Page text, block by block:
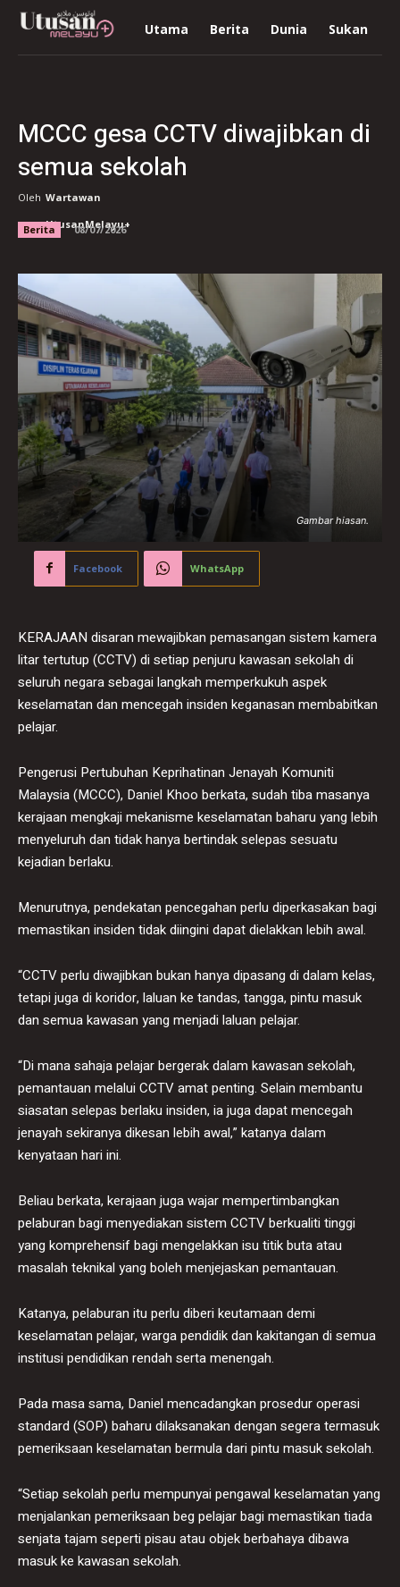
Utama Berita Dunia Sukan
MCCC gesa CCTV diwajibkan di
semua sekolah
Oleh Wartawan
UtusanMelayu+
Berita 08/07/2026
Gambar hiasan.
Facebook WhatsApp
KERAJAAN disaran mewajibkan pemasangan sistem kamera
litar tertutup (CCTV) di setiap penjuru kawasan sekolah di
seluruh negara sebagai langkah memperkukuh aspek
keselamatan dan mencegah insiden keganasan membabitkan
pelajar.
Pengerusi Pertubuhan Keprihatinan Jenayah Komuniti
Malaysia (MCCC), Daniel Khoo berkata, sudah tiba masanya
kerajaan mengkaji mekanisme keselamatan baharu yang lebih
menyeluruh dan tidak hanya bertindak selepas sesuatu
kejadian berlaku.
Menurutnya, pendekatan pencegahan perlu diperkasakan bagi
memastikan insiden tidak diingini dapat dielakkan lebih awal.
“CCTV perlu diwajibkan bukan hanya dipasang di dalam kelas,
tetapi juga di koridor, laluan ke tandas, tangga, pintu masuk
dan semua kawasan yang menjadi laluan pelajar.
“Di mana sahaja pelajar bergerak dalam kawasan sekolah,
pemantauan melalui CCTV amat penting. Selain membantu
siasatan selepas berlaku insiden, ia juga dapat mencegah
jenayah sekiranya dikesan lebih awal,” katanya dalam
kenyataan hari ini.
Beliau berkata, kerajaan juga wajar mempertimbangkan
pelaburan bagi menyediakan sistem CCTV berkualiti tinggi
yang komprehensif bagi mengelakkan isu titik buta atau
masalah teknikal yang boleh menjejaskan pemantauan.
Katanya, pelaburan itu perlu diberi keutamaan demi
keselamatan pelajar, warga pendidik dan kakitangan di semua
institusi pendidikan rendah serta menengah.
Pada masa sama, Daniel mencadangkan prosedur operasi
standard (SOP) baharu dilaksanakan dengan segera termasuk
pemeriksaan keselamatan bermula dari pintu masuk sekolah.
“Setiap sekolah perlu mempunyai pengawal keselamatan yang
menjalankan pemeriksaan beg pelajar bagi memastikan tiada
senjata tajam seperti pisau atau objek berbahaya dibawa
masuk ke kawasan sekolah.